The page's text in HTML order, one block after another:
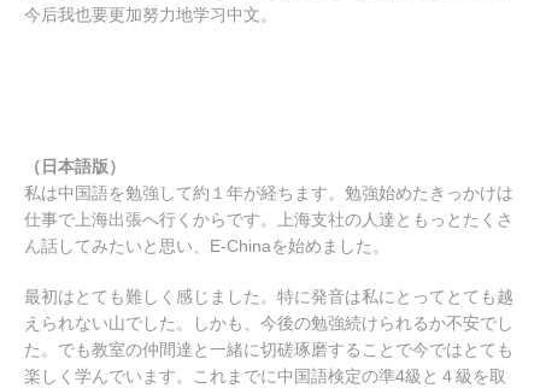
今后我也要更加努力地学习中文。
（日本語版）
私は中国語を勉強して約１年が経ちます。勉強始めたきっかけは
仕事で上海出張へ行くからです。上海支社の人達ともっとたくさ
ん話してみたいと思い、E-Chinaを始めました。
最初はとても難しく感じました。特に発音は私にとってとても越
えられない山でした。しかも、今後の勉強続けられるか不安でし
た。でも教室の仲間達と一緒に切磋琢磨することで今ではとても
楽しく学んでいます。これまでに中国語検定の準4級と４級を取